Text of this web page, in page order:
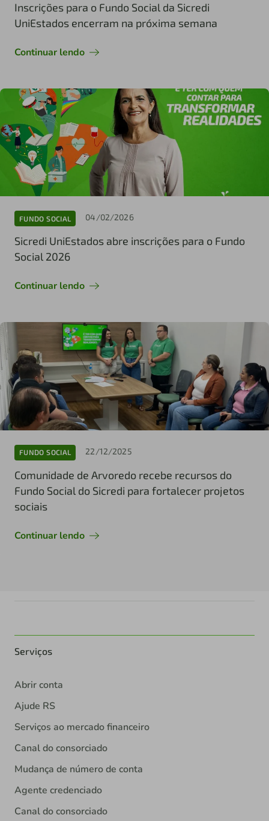
Inscrições para o Fundo Social da Sicredi
UniEstados encerram na próxima semana
Continuar lendo
FUNDO SOCIAL 04/02/2026
Sicredi UniEstados abre inscrições para o Fundo
Social 2026
Continuar lendo
FUNDO SOCIAL 22/12/2025
Comunidade de Arvoredo recebe recursos do
Fundo Social do Sicredi para fortalecer projetos
sociais
Continuar lendo
Serviços
Abrir conta
Ajude RS
Serviços ao mercado financeiro
Canal do consorciado
Mudança de número de conta
Agente credenciado
Canal do consorciado